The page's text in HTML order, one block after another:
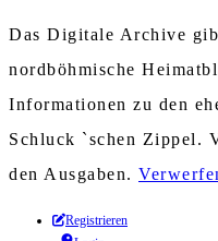
Das Digitale Archive
nordböhmische
Informationen zu den
Schluck `schen Zippel.
den Ausgaben.
Zum
Registrieren